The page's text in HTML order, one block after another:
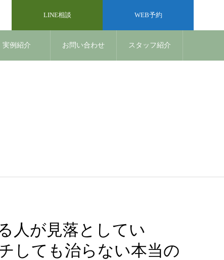
LINE相談 WEB予約
実例紹介 お問い合わせ スタッフ紹介
人が見落としてい
しても治らない本当の